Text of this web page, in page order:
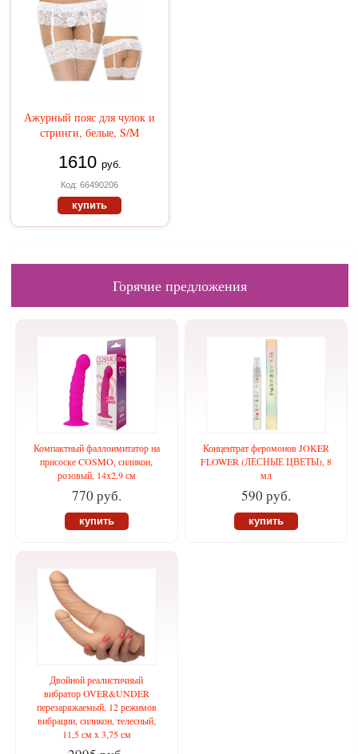
Ажурный пояс для чулок и
стринги, белые, S/M
1610 руб.
Код: 66490206
купить
Горячие предложения
Компактный фаллоимитатор на
присоске COSMO, силикон,
розовый, 14х2,9 см
770 руб.
купить
Концентрат феромонов JOKER
FLOWER (ЛЕСНЫЕ ЦВЕТЫ), 8
мл
590 руб.
купить
Двойной реалистичный
вибратор OVER&UNDER
перезаряжаемый, 12 режимов
вибрации, силикон, телесный,
11,5 см x 3,75 см